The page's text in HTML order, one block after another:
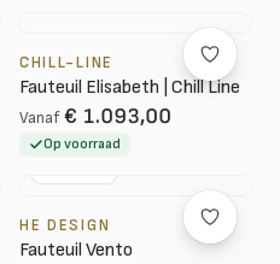
CHILL-LINE
Fauteuil Elisabeth | Chill Line
Vanaf € 1.093,00
Op voorraad
HE DESIGN
Fauteuil Vento